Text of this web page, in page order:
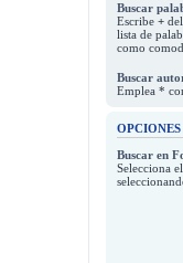
Buscar
Escribe +
lista de
como
Buscar
Emplea *
Buscar en
Selecciona